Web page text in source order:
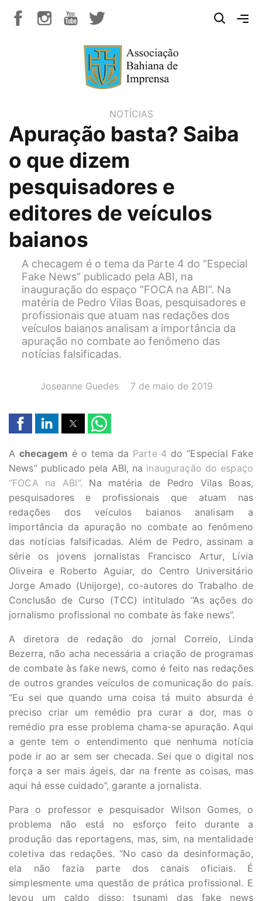
NOTÍCIAS
Apuração basta? Saiba
o que dizem
pesquisadores e
editores de veículos
baianos
A checagem é o tema da Parte 4 do “Especial
Fake News” publicado pela ABI, na
inauguração do espaço “FOCA na ABI”. Na
matéria de Pedro Vilas Boas, pesquisadores e
profissionais que atuam nas redações dos
veículos baianos analisam a importância da
apuração no combate ao fenômeno das
notícias falsificadas.
AUTOR(A):
Joseanne Guedes DATA:
7 de maio de 2019
A checagem é o tema da Parte 4 do “Especial Fake
News” publicado pela ABI, na inauguração do espaço
“FOCA na ABI”. Na matéria de Pedro Vilas Boas,
pesquisadores e profissionais que atuam nas
redações dos veículos baianos analisam a
importância da apuração no combate ao fenômeno
das notícias falsificadas. Além de Pedro, assinam a
série os jovens jornalistas Francisco Artur, Lívia
Oliveira e Roberto Aguiar, do Centro Universitário
Jorge Amado (Unijorge), co-autores do Trabalho de
Conclusão de Curso (TCC) intitulado “As ações do
jornalismo profissional no combate às fake news”.
A diretora de redação do jornal Correio, Linda
Bezerra, não acha necessária a criação de programas
de combate às fake news, como é feito nas redações
de outros grandes veículos de comunicação do país.
“Eu sei que quando uma coisa tá muito absurda é
preciso criar um remédio pra curar a dor, mas o
remédio pra esse problema chama-se apuração. Aqui
a gente tem o entendimento que nenhuma notícia
pode ir ao ar sem ser checada. Sei que o digital nos
força a ser mais ágeis, dar na frente as coisas, mas
aqui há esse cuidado”, garante a jornalista.
Para o professor e pesquisador Wilson Gomes, o
problema não está no esforço feito durante a
produção das reportagens, mas, sim, na mentalidade
coletiva das redações. “No caso da desinformação,
ela não fazia parte dos canais oficiais. É
simplesmente uma questão de prática profissional. E
levou um caldo disso; tsunami das fake news